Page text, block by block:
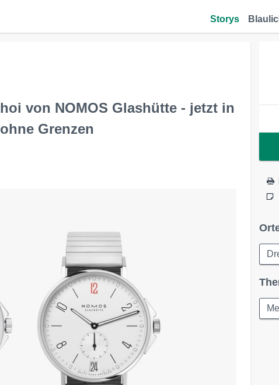
Storys
von NOMOS Glashütte - jetzt in
Grenzen